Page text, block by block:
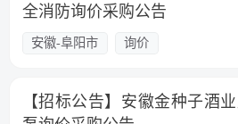
全消防询价采购公告
安徽-阜阳市 询价
【招标公告】安徽金种子酒